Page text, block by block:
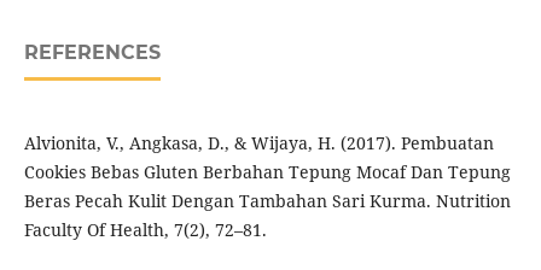
REFERENCES
Alvionita, V., Angkasa, D., & Wijaya, H. (2017). Pembuatan
Cookies Bebas Gluten Berbahan Tepung Mocaf Dan Tepung
Beras Pecah Kulit Dengan Tambahan Sari Kurma. Nutrition
Faculty Of Health, 7(2), 72–81.